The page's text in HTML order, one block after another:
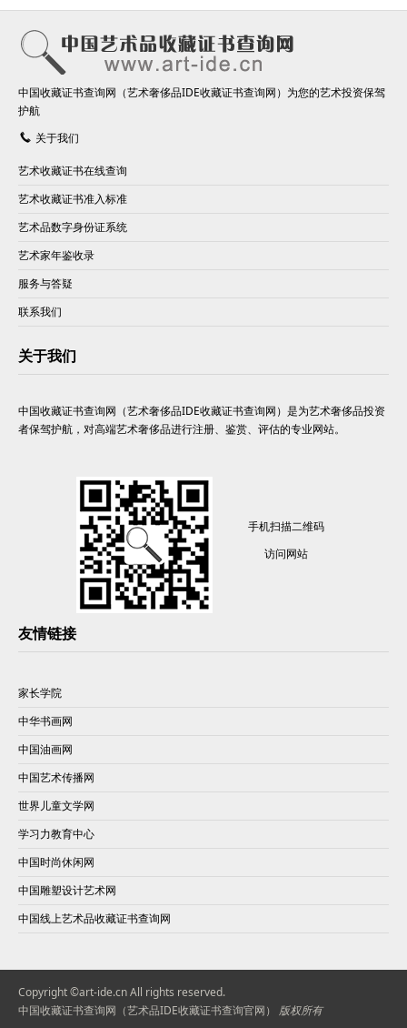
中国收藏证书查询网（艺术奢侈品IDE收藏证书查询网）为您的艺术投资保驾
护航
关于我们
艺术收藏证书在线查询
艺术收藏证书准入标准
艺术品数字身份证系统
艺术家年鉴收录
服务与答疑
联系我们
关于我们
中国收藏证书查询网（艺术奢侈品IDE收藏证书查询网）是为艺术奢侈品投资
者保驾护航，对高端艺术奢侈品进行注册、鉴赏、评估的专业网站。
手机扫描二维码
访问网站
友情链接
家长学院
中华书画网
中国油画网
中国艺术传播网
世界儿童文学网
学习力教育中心
中国时尚休闲网
中国雕塑设计艺术网
中国线上艺术品收藏证书查询网
Copyright ©art-ide.cn All rights reserved.
中国收藏证书查询网（艺术品IDE收藏证书查询官网）
版权所有